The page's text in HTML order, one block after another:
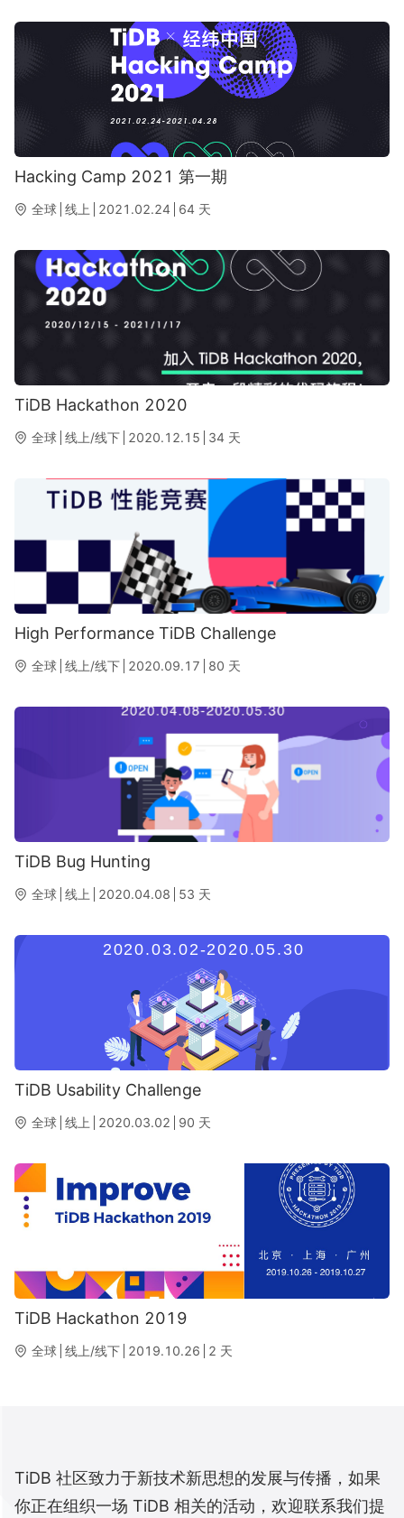
Hacking Camp 2021 第一期
全球 线上 2021.02.24 64 天
TiDB Hackathon 2020
全球 线上/线下 2020.12.15 34 天
High Performance TiDB Challenge
全球 线上/线下 2020.09.17 80 天
TiDB Bug Hunting
全球 线上 2020.04.08 53 天
TiDB Usability Challenge
全球 线上 2020.03.02 90 天
TiDB Hackathon 2019
全球 线上/线下 2019.10.26 2 天
TiDB 社区致力于新技术新思想的发展与传播，如果
你正在组织一场 TiDB 相关的活动，欢迎联系我们提